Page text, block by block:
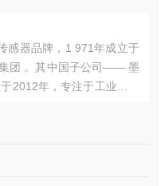
感器品牌，1 971年成立于
团 。其中国子公司—— 墨
2012年，专注于工业传感